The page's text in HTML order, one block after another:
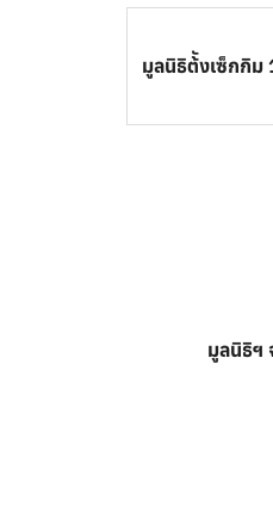
มูลนิธิต้ังเซ็กกิม
มูลนิธิฯ